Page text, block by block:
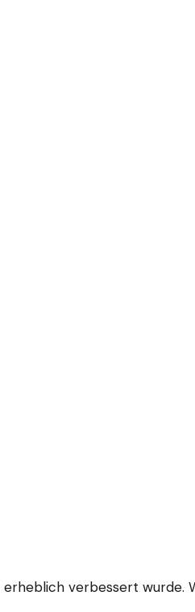
verbessert wurde.